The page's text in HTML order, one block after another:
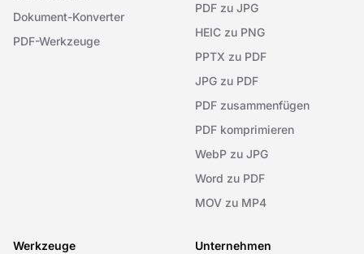
Dokument-Konverter
PDF-Werkzeuge
PDF zu JPG
HEIC zu PNG
PPTX zu PDF
JPG zu PDF
PDF zusammenfügen
PDF komprimieren
WebP zu JPG
Word zu PDF
MOV zu MP4
Werkzeuge Unternehmen